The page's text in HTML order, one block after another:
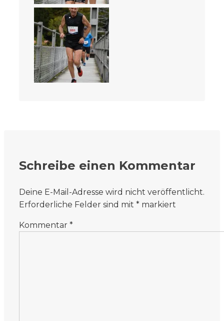
Schreibe einen Kommentar
Deine E-Mail-Adresse wird nicht veröffentlicht.
Erforderliche Felder sind mit * markiert
Kommentar *